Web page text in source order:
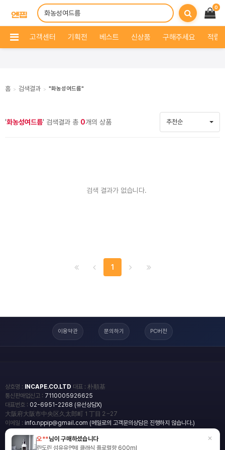
0
고객센터 기획전 베스트 신상품 구해주세요 적립
홈 > 검색결과 > "화농성여드름"
'화농성여드름' 검색결과 총 0개의 상품 추천순
검색 결과가 없습니다.
1
이용약관 문의하기 PC버전
상호명 : INCAPE.CO.LTD 대표 : 朴順基
통신판매업신고 : 7110005926625
대표번호 : 02-6951-2268 (유선상담X)
大阪府大阪市中央区久太郎町１丁目２−27
이메일 : info.nppip@gmail.com (메일로의 고객문의상담은 진행하지 않습니다.)
copyright
일본직구쇼핑몰 엔핍
2018 All rights reserved.
오**님이 구매하셨습니다
란도린 섬유유연제 클래식 플로럴향 600ml
×